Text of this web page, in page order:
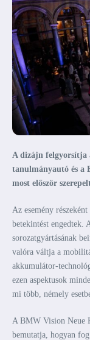
A dizájn felgyorsítja
tanulmányautó és a
most először
Az esemény
betekintést engedtek.
sorozatgyártásának
valóra váltja a
akkumulátor-
ezen aspektusok
mi több, némely
A BMW Vision Neue
bemutatja, hogyan